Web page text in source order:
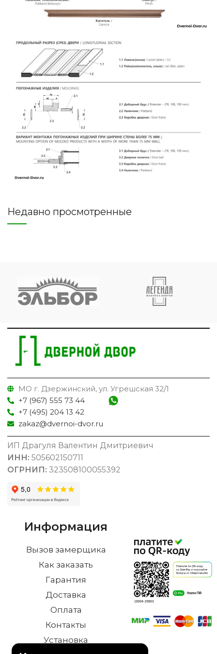
Недавно просмотренные
МО г. Дзержинский, ул. Угрешская 32/1
+7 (967) 555 73 44
+7 (495) 204 13 42
zakaz@dvernoi-dvor.ru
ИП Драгуля Валентин Дмитриевич
ИНН: 505602150711
ОГРНИП: 323508100055392
Информация
Вызов замерщика
Как заказать
Гарантия
Доставка
Оплата
Контакты
Установка